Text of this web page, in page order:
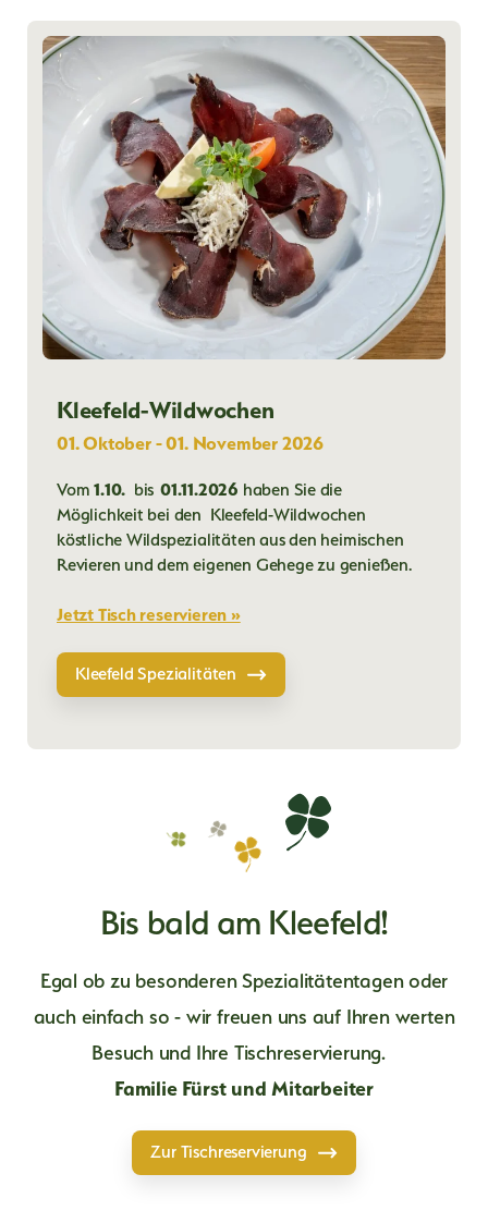
Kleefeld-Wildwochen
01. Oktober - 01. November 2026
Vom1.10. bis 01.11.2026 haben Sie die
Möglichkeit bei den Kleefeld-Wildwochen
köstliche Wildspezialitäten aus den heimischen
Revieren und dem eigenen Gehege zu genießen.
Jetzt Tisch reservieren »
Kleefeld Spezialitäten
Bis bald am Kleefeld!
Egal ob zu besonderen Spezialitätentagen oder
auch einfach so - wir freuen uns auf Ihren werten
Besuch und Ihre Tischreservierung.
Familie Fürst und Mitarbeiter
Zur Tischreservierung